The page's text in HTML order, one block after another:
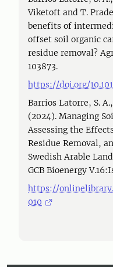
Viketoft and T.
benefits of
offset soil organic
residue removal?
103873.
https://doi.org/
Barrios Latorre, S.
(2024). Managing
Assessing the
Residue Removal,
Swedish Arable
GCB Bioenergy
https://
010